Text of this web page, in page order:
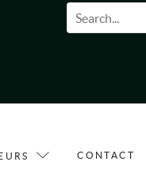
CONTACT